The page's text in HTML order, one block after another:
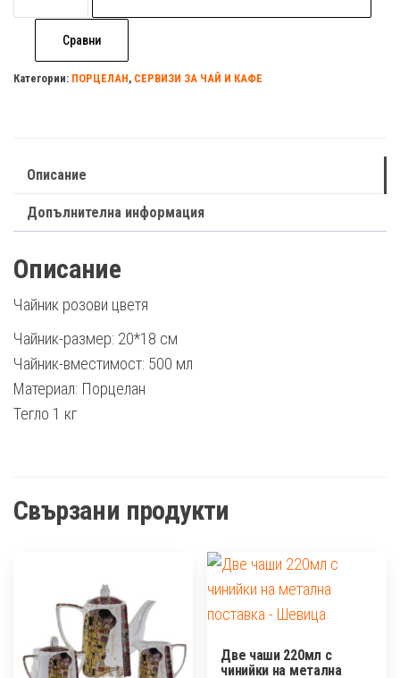
Чайник
цветя
Сравни
Категории: ПОРЦЕЛАН, СЕРВИЗИ ЗА ЧАЙ И КАФЕ
Описание
Допълнителна информация
Описание
Чайник розови цветя
Чайник-размер: 20*18 см
Чайник-вместимост: 500 мл
Материал: Порцелан
Тегло 1 кг
Свързани продукти
Две чаши 220мл с
чинийки на метална